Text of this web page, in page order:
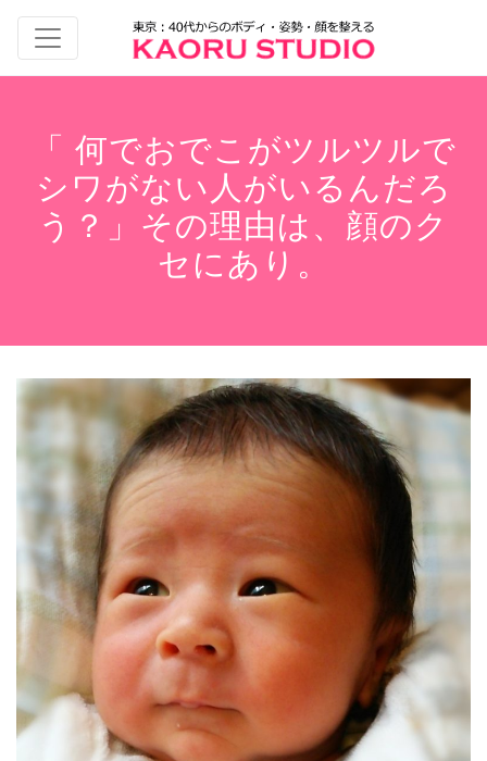
「 何でおでこがツルツルで
シワがない人がいるんだろ
う？」その理由は、顔のク
セにあり。